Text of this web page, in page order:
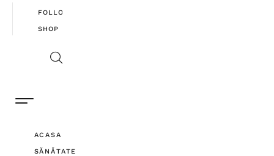
FOLLOW
SHOP
ACASA
SĂNĂTATE